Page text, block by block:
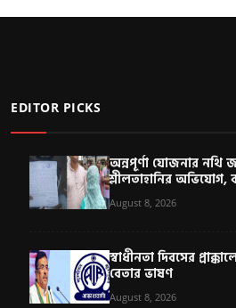
EDITOR PICKS
অন্নপূর্ণা যোজনার নথি
শ্লীলতাহানির অভিযোগ,
August 8, 2026
স্বাধীনতা দিবসের
বেতার ভাষণ
August 8, 2026